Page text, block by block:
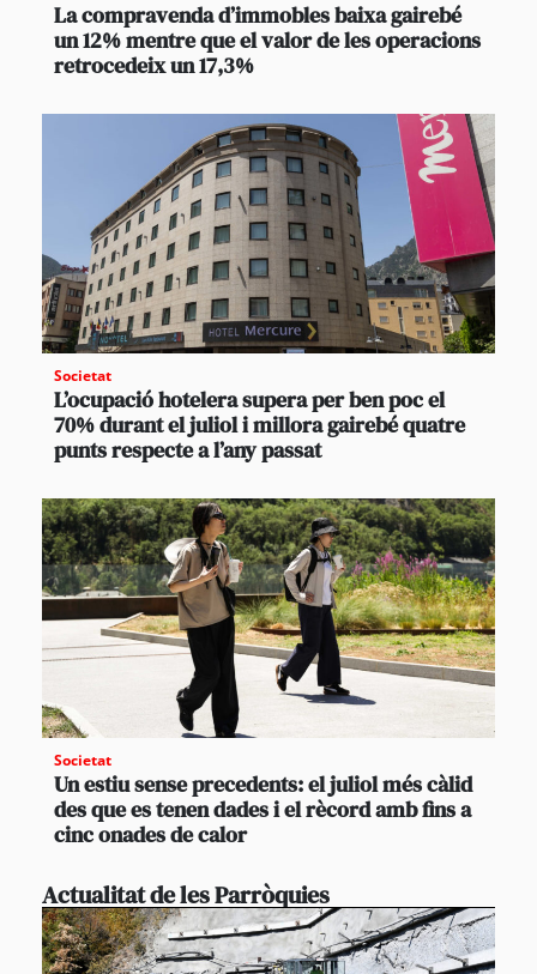
La compravenda d’immobles baixa gairebé
un 12% mentre que el valor de les operacions
retrocedeix un 17,3%
Societat
L’ocupació hotelera supera per ben poc el
70% durant el juliol i millora gairebé quatre
punts respecte a l’any passat
Societat
Un estiu sense precedents: el juliol més càlid
des que es tenen dades i el rècord amb fins a
cinc onades de calor
Actualitat de les Parròquies